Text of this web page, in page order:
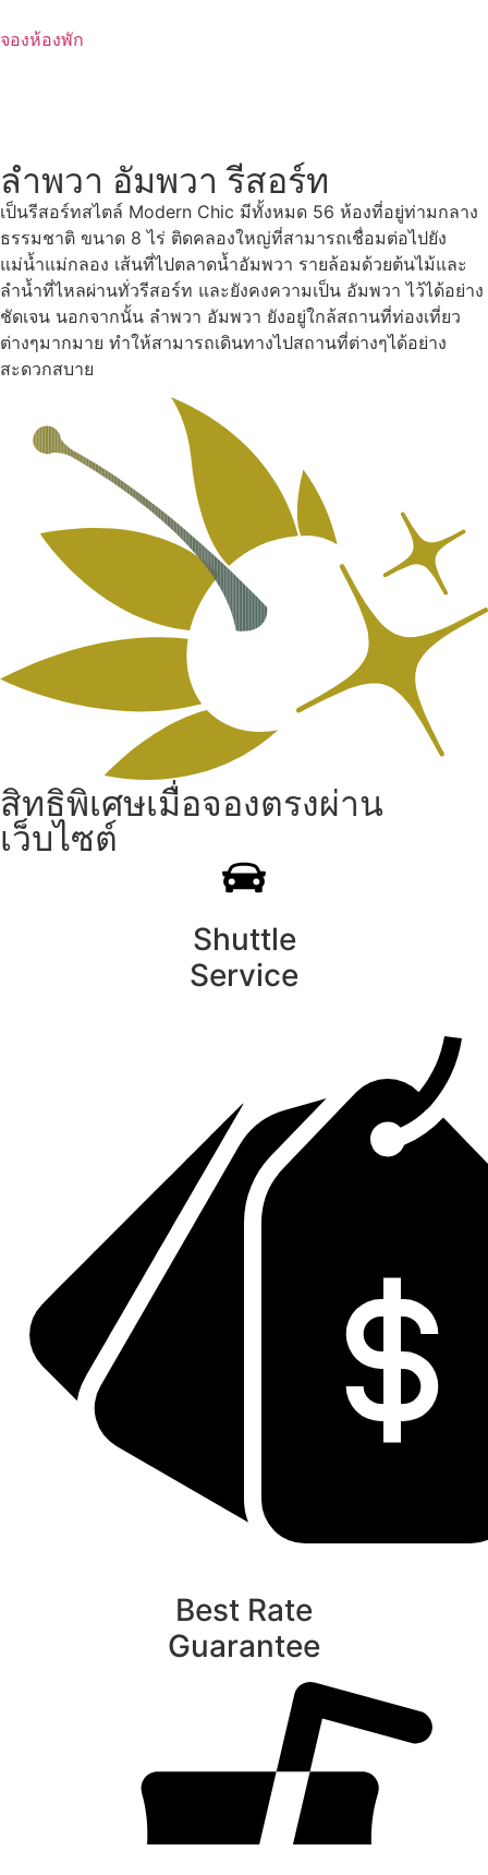
to
จองห้องพัก
ลำพวา อัมพวา รีสอร์ท
เป็นรีสอร์ทสไตล์ Modern Chic มีทั้งหมด 56 ห้องที่อยู่ท่ามกลาง
ธรรมชาติ ขนาด 8 ไร่ ติดคลองใหญ่ที่สามารถเชื่อมต่อไปยัง
แม่น้ำแม่กลอง เส้นที่ไปตลาดน้ำอัมพวา รายล้อมด้วยต้นไม้และ
ลำน้ำที่ไหลผ่านทั่วรีสอร์ท และยังคงความเป็น อัมพวา ไว้ได้อย่าง
ชัดเจน นอกจากนั้น ลำพวา อัมพวา ยังอยู่ใกล้สถานที่ท่องเที่ยว
ต่างๆมากมาย ทำให้สามารถเดินทางไปสถานที่ต่างๆได้อย่าง
สะดวกสบาย
สิทธิพิเศษเมื่อจองตรงผ่าน
เว็บไซต์
Shuttle
Service
Best Rate
Guarantee